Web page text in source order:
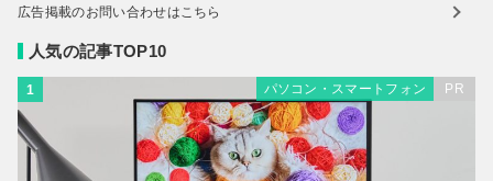
広告掲載のお問い合わせはこちら
人気の記事TOP10
1 パソコン・スマートフォン PR